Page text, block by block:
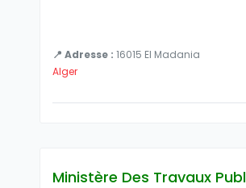
📍 Adresse : 16015 El Madania
Alger
Ministère Des Travaux